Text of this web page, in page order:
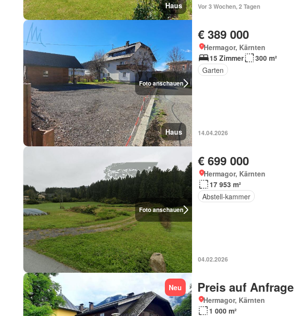
Haus Vor 3 Wochen, 2 Tagen
Foto anschauen
Haus
€ 389 000
Hermagor, Kärnten
15 Zimmer
300 m²
Garten
14.04.2026
Foto anschauen
€ 699 000
Hermagor, Kärnten
17 953 m²
Abstell-kammer
04.02.2026
Neu Preis auf Anfrage
Hermagor, Kärnten
1 000 m²